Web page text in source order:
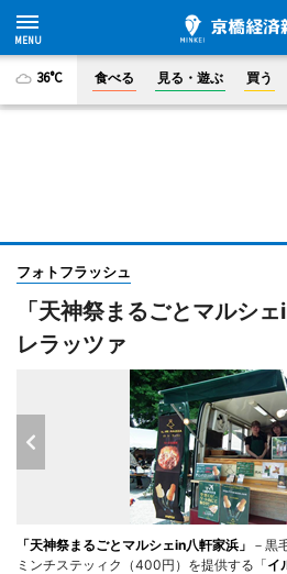
36°C 食べる 見る・遊ぶ 買う
フォトフラッシュ
「天神祭まるごとマルシ
レラッツァ
「天神祭まるごとマルシェin八軒家浜」 －黒
ミンチステッィク（400円）を提供する「イ